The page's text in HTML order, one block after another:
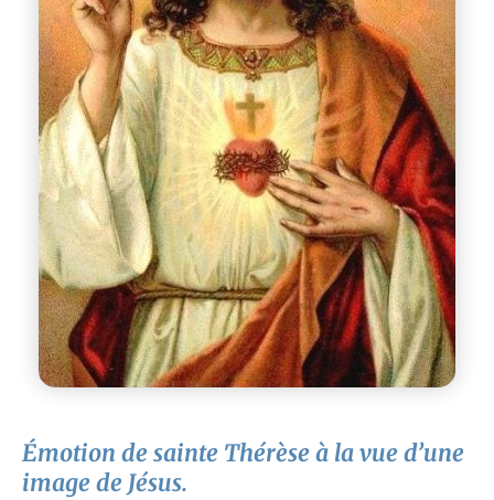
Émotion de sainte Thérèse à la vue d’une
image de Jésus.